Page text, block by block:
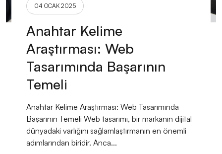
04 OCAK 2025
Anahtar Kelime
Araştırması: Web
Tasarımında Başarının
Temeli
Anahtar Kelime Araştırması: Web Tasarımında
Başarının Temeli Web tasarımı, bir markanın dijital
dünyadaki varlığını sağlamlaştırmanın en önemli
adımlarından biridir. Anca...